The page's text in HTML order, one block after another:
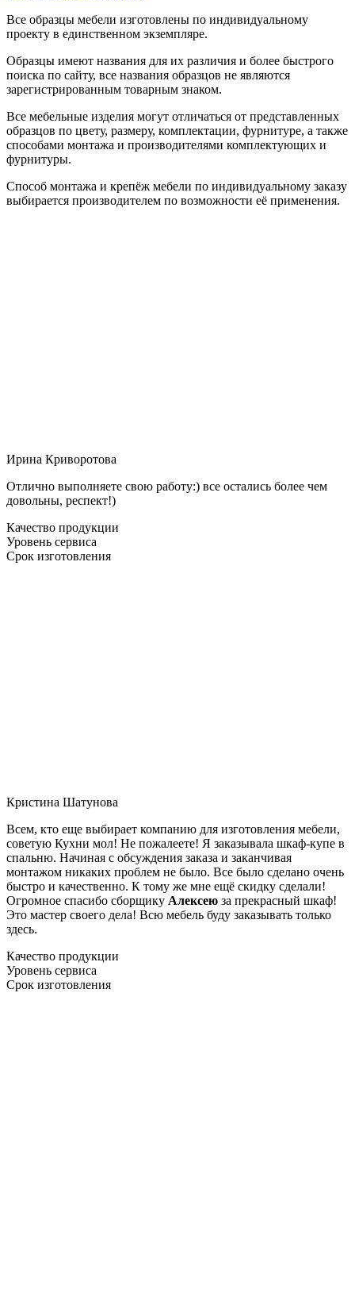
Все образцы мебели изготовлены по индивидуальному
проекту в единственном экземпляре.
Образцы имеют названия для их различия и более быстрого
поиска по сайту, все названия образцов не являются
зарегистрированным товарным знаком.
Все мебельные изделия могут отличаться от представленных
образцов по цвету, размеру, комплектации, фурнитуре, а также
способами монтажа и производителями комплектующих и
фурнитуры.
Способ монтажа и крепёж мебели по индивидуальному заказу
выбирается производителем по возможности её применения.
Ирина Криворотова
Отлично выполняете свою работу:) все остались более чем
довольны, респект!)
Качество продукции
Уровень сервиса
Срок изготовления
Кристина Шатунова
Всем, кто еще выбирает компанию для изготовления мебели,
советую Кухни мол! Не пожалеете! Я заказывала шкаф-купе в
спальню. Начиная с обсуждения заказа и заканчивая
монтажом никаких проблем не было. Все было сделано очень
быстро и качественно. К тому же мне ещё скидку сделали!
Огромное спасибо сборщику Алексею за прекрасный шкаф!
Это мастер своего дела! Всю мебель буду заказывать только
здесь.
Качество продукции
Уровень сервиса
Срок изготовления